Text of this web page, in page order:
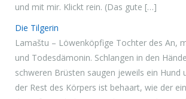
und mit mir. Klickt rein. (Das gute […]
Die Tilgerin
Lamaštu – Löwenköpfige Tochter des An,
und Todesdämonin. Schlangen in den
schweren Brüsten saugen jeweils ein Hund
der Rest des Körpers ist behaart, wie der